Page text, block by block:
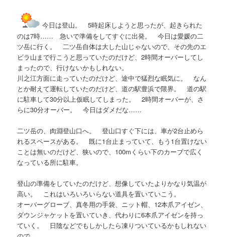
今日は登山。 5時起床しようと思ったが、起きられた
のは7時…… 急いで準備をしてすぐに出発。 今日は愛媛の二
ツ岳に行く。 二ツ岳自体は大した山じゃないので、その先のエ
ビラ山まで行こうと思っていたのだけど、2時間オーバーしてし
まったので、行けないかもしれない。
川之江方面に走っていたのだけど、途中で猛烈な眠気に。 なん
とか耐えて運転していたのだけど、道の駅豊浜で限界。 道の駅
に駐車して30分以上仮眠してしまった。 2時間オーバーが、さ
らに30分オーバー。 今日はダメだな……
二ツ岳の、肉淵登山口へ。 登山口すぐ下には、車が2台止めら
れるスペースがある。 既に1台止まっていて、もう1台置けない
ことは無いのだけど、狭いので、100mくらい下のカーブで広く
なっている所に駐車。
登山の準備をしていたのだけど、想像していたよりかなり気温が
高い。 これはいろいろいらない道具を置いていこう。
オーバーグローブ、真冬用の手袋、ニット帽、12本爪アイゼン、
ダウンジャケットを置いていき、代わりに6本爪アイゼンを持っ
ていく。 日陰などでもしかしたら凍りついているかもしれない